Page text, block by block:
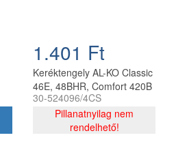
1.401 Ft
Keréktengely AL-KO Classic
46E, 48BHR, Comfort 420B
M8x12 mm
30-524096/4CS
Pillanatnyilag nem
rendelhető!